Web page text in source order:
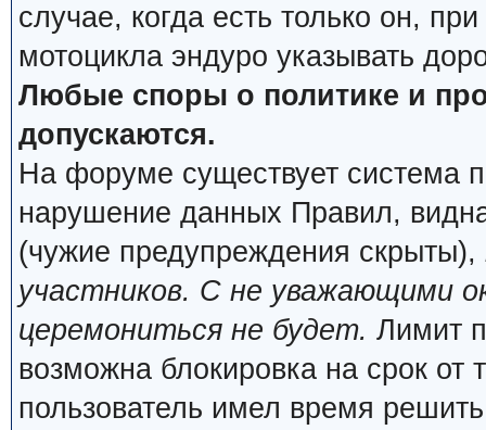
случае, когда есть только он,
мотоцикла эндуро указывать
Любые споры о политике и
допускаются.
На форуме существует система
нарушение данных Правил,
(чужие предупреждения скрыты),
участников. С не уважающими
церемониться не будет. Лимит
возможна блокировка на срок от
пользователь имел время